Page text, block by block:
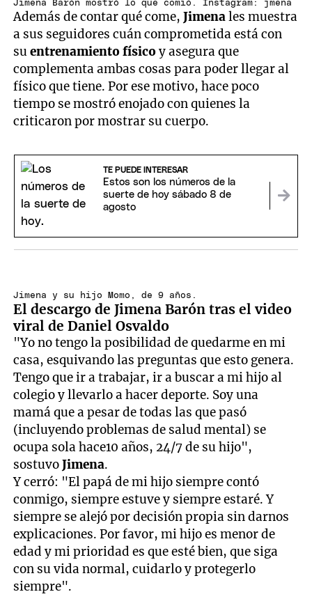
Jimena Barón mostró lo que comió. Instagram: jmena
Además de contar qué come, Jimenales muestra
a sus seguidores cuán comprometida está con
suentrenamiento físicoy asegura que
complementa ambas cosas para poder llegar al
físico que tiene. Por ese motivo, hace poco
tiempo se mostró enojado con quienes la
criticaron por mostrar su cuerpo.
TE PUEDE INTERESAR
Estos son los números de la
suerte de hoy sábado 8 de
agosto
Jimena y su hijo Momo, de 9 años.
El descargo de Jimena Barón tras el video
viral de Daniel Osvaldo
"Yo no tengo la posibilidad de quedarme en mi
casa, esquivando las preguntas que esto genera.
Tengo que ir a trabajar, ir a buscar a mi hijo al
colegio y llevarlo a hacer deporte. Soy una
mamá que a pesar de todas las que pasó
(incluyendo problemas de salud mental) se
ocupa sola hace10 años, 24/7 de su hijo",
sostuvoJimena.
Y cerró: "El papá de mi hijo siempre contó
conmigo, siempre estuve y siempre estaré. Y
siempre se alejó por decisión propia sin darnos
explicaciones. Por favor, mi hijo es menor de
edad y mi prioridad es que esté bien, que siga
con su vida normal, cuidarlo y protegerlo
siempre".